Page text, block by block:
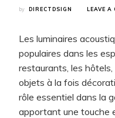
by DIRECTDSIGN LEAVE A
Les luminaires
populaires dans les
restaurants, les
objets à la fois
rôle essentiel dans la
apportant une touche